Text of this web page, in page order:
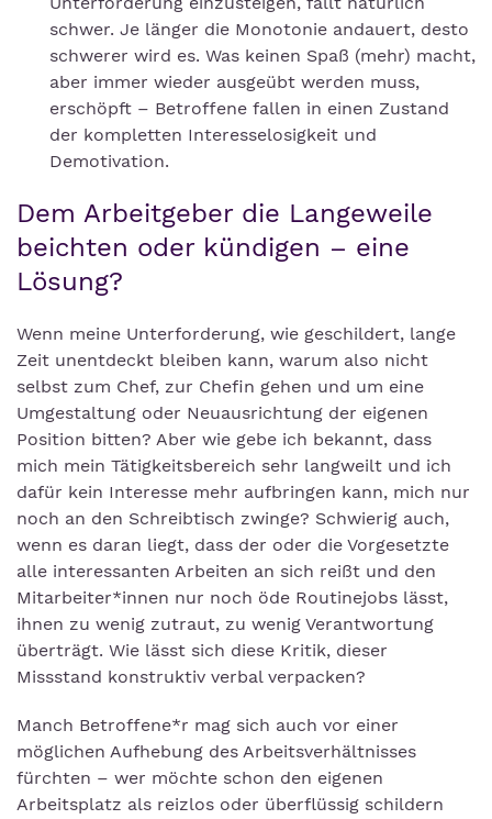
schwer. Je länger die Monotonie andauert, desto
schwerer wird es. Was keinen Spaß (mehr) macht,
aber immer wieder ausgeübt werden muss,
erschöpft – Betroffene fallen in einen Zustand
der kompletten Interesselosigkeit und
Demotivation.
Dem Arbeitgeber die Langeweile
beichten oder kündigen – eine
Lösung?
Wenn meine Unterforderung, wie geschildert, lange
Zeit unentdeckt bleiben kann, warum also nicht
selbst zum Chef, zur Chefin gehen und um eine
Umgestaltung oder Neuausrichtung der eigenen
Position bitten? Aber wie gebe ich bekannt, dass
mich mein Tätigkeitsbereich sehr langweilt und ich
dafür kein Interesse mehr aufbringen kann, mich nur
noch an den Schreibtisch zwinge? Schwierig auch,
wenn es daran liegt, dass der oder die Vorgesetzte
alle interessanten Arbeiten an sich reißt und den
Mitarbeiter*innen nur noch öde Routinejobs lässt,
ihnen zu wenig zutraut, zu wenig Verantwortung
überträgt. Wie lässt sich diese Kritik, dieser
Missstand konstruktiv verbal verpacken?
Manch Betroffene*r mag sich auch vor einer
möglichen Aufhebung des Arbeitsverhältnisses
fürchten – wer möchte schon den eigenen
Arbeitsplatz als reizlos oder überflüssig schildern